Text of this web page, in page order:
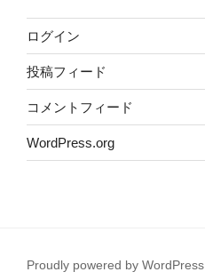
ログイン
投稿フィード
コメントフィード
WordPress.org
Proudly powered by WordPress